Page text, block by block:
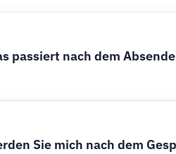
passiert nach dem
Sie mich nach dem